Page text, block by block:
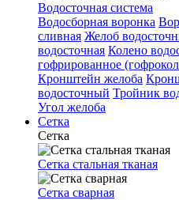
Водосточная система
Водосборная воронка
сливная Желоб
водосточная Колено
гофрированное
Кронштейн желоба
водосточный Тройник
Угол желоба
Сетка
Сетка
Сетка стальная тканая
Сетка сварная